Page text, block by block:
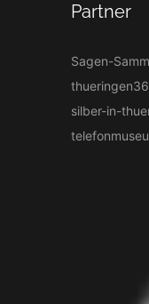
Partner
Sagen-
silber-in-